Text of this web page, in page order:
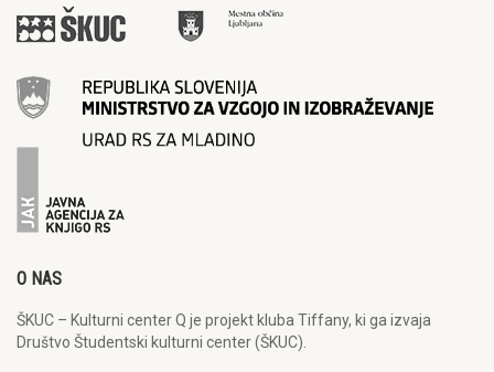
O NAS
ŠKUC – Kulturni center Q je projekt kluba Tiffany, ki ga izvaja
Društvo Študentski kulturni center (ŠKUC).